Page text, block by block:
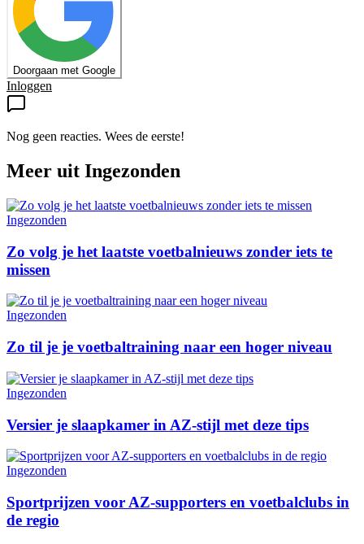
Doorgaan met Google
Inloggen
Nog geen reacties. Wees de eerste!
Meer uit Ingezonden
Ingezonden
Zo volg je het laatste voetbalnieuws zonder iets te
missen
Ingezonden
Zo til je je voetbaltraining naar een hoger niveau
Ingezonden
Versier je slaapkamer in AZ-stijl met deze tips
Ingezonden
Sportprijzen voor AZ-supporters en voetbalclubs in
de regio